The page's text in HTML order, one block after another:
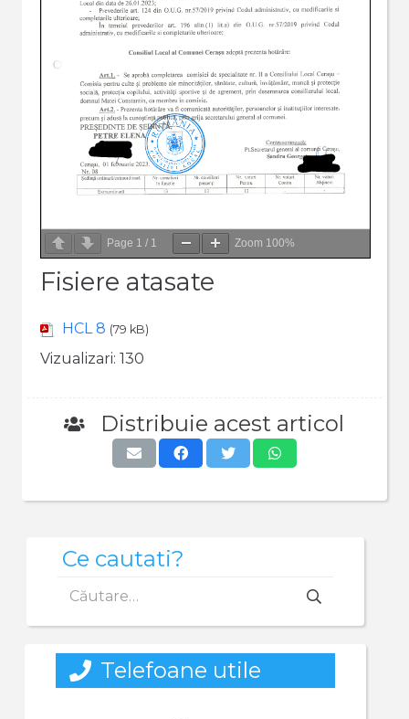
Page 1 / 1 Zoom 100%
Fisiere atasate
HCL 8 (79 kB)
Vizualizari: 130
Distribuie acest articol
Ce cautati?
după:
Telefoane utile